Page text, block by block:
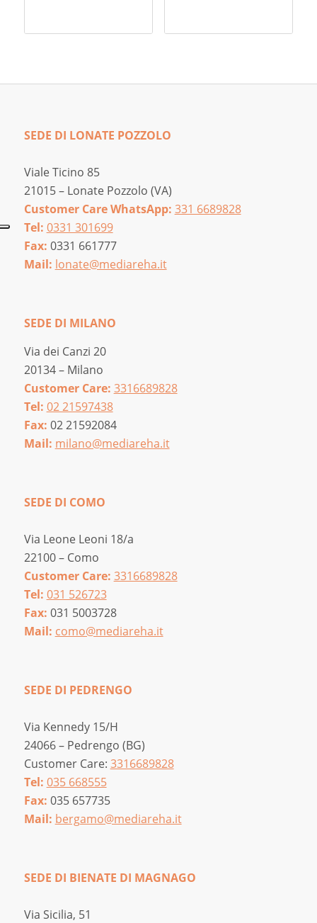
SEDE DI LONATE POZZOLO
Viale Ticino 85
21015 – Lonate Pozzolo (VA)
Customer Care WhatsApp: 331 6689828
Tel: 0331 301699
Fax: 0331 661777
Mail: lonate@mediareha.it
SEDE DI MILANO
Via dei Canzi 20
20134 – Milano
Customer Care: 3316689828
Tel: 02 21597438
Fax: 02 21592084
Mail: milano@mediareha.it
SEDE DI COMO
Via Leone Leoni 18/a
22100 – Como
Customer Care: 3316689828
Tel: 031 526723
Fax: 031 5003728
Mail: como@mediareha.it
SEDE DI PEDRENGO
Via Kennedy 15/H
24066 – Pedrengo (BG)
Customer Care: 3316689828
Tel: 035 668555
Fax: 035 657735
Mail: bergamo@mediareha.it
SEDE DI BIENATE DI MAGNAGO
Via Sicilia, 51